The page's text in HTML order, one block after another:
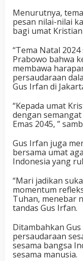
Menurutnya,
pesan nilai-nilai
bagi umat
“Tema Natal
Prabowo bahwa
membawa
persaudaraan
Gus Irfan di
“Kepada umat
dengan
Emas 2045, ”
Gus Irfan juga
bersama umat
Indonesia yang
“Mari jadikan
momentum
Tuhan, menebar
tandas Gus Irfan.
Ditambahkan
persaudaraan
sesama bangsa
sesama manusia.